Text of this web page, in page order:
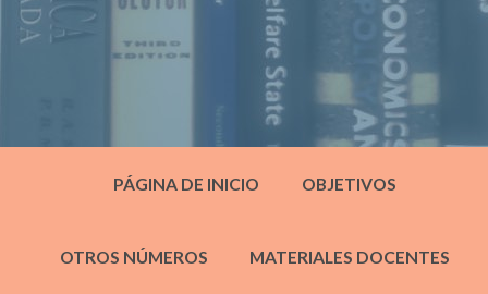
PÁGINA DE INICIO OBJETIVOS
OTROS NÚMEROS MATERIALES DOCENTES